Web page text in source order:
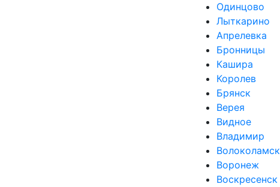
Одинцово
Лыткарино
Апрелевка
Бронницы
Кашира
Королев
Брянск
Верея
Видное
Владимир
Волоколамск
Воронеж
Воскресенск